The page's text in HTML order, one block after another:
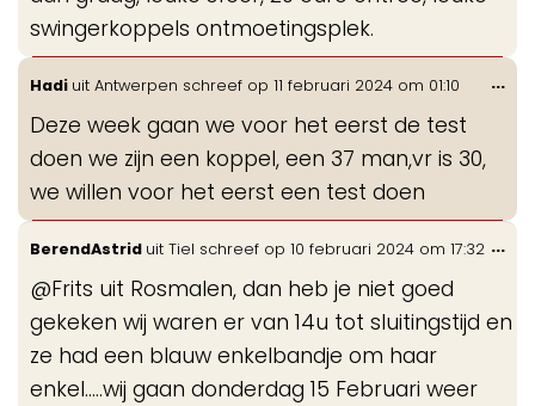
swingerkoppels ontmoetingsplek.
Hadi uit Antwerpen schreef op 11 februari 2024 om 01:10
Deze week gaan we voor het eerst de test
doen we zijn een koppel, een 37 man,vr is 30,
we willen voor het eerst een test doen
...
BerendAstrid uit Tiel schreef op 10 februari 2024 om 17:32
@Frits uit Rosmalen, dan heb je niet goed
gekeken wij waren er van 14u tot sluitingstijd en
ze had een blauw enkelbandje om haar
enkel.....wij gaan donderdag 15 Februari weer
...